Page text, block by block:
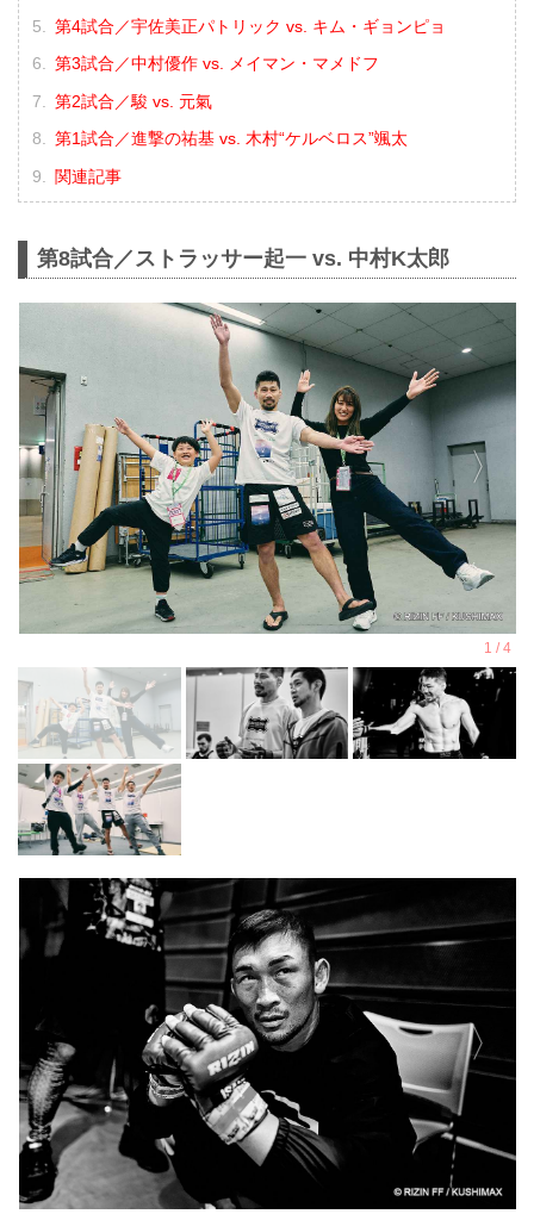
第4試合／宇佐美正パトリック vs. キム・ギョンピョ
第3試合／中村優作 vs. メイマン・マメドフ
第2試合／駿 vs. 元氣
第1試合／進撃の祐基 vs. 木村“ケルベロス”颯太
関連記事
第8試合／ストラッサー起一 vs. 中村K太郎